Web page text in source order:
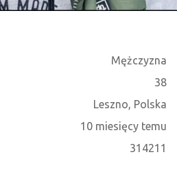
Mężczyzna
38
Leszno, Polska
10 miesięcy temu
314211